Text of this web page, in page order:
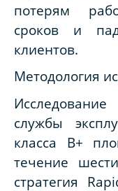
потерям
сроков и
клиентов.
Методология
службы
класса B+
течение
стратегия